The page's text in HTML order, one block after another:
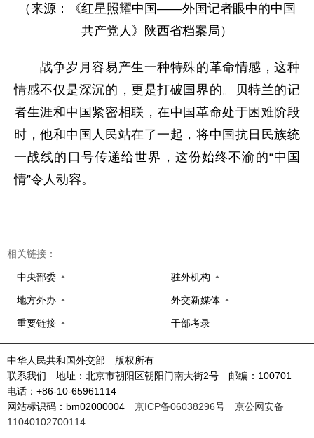
（来源：《红星照耀中国——外国记者眼中的中国
共产党人》陕西省档案局）
战争岁月容易产生一种特殊的革命情感，这种
情感不仅是深沉的，更是打破国界的。贝特兰的记
者生涯和中国紧密相联，在中国革命处于困难阶段
时，他和中国人民站在了一起，将中国抗日民族统
一战线的口号传递给世界，这份始终不渝的“中国
情”令人动容。
相关链接：
中央部委 驻外机构
地方外办 外交新媒体
重要链接 干部考录
中华人民共和国外交部 版权所有
联系我们 地址：北京市朝阳区朝阳门南大街2号 邮编：100701
电话：+86-10-65961114
网站标识码：bm02000004 京ICP备06038296号
京公网安备
11040102700114